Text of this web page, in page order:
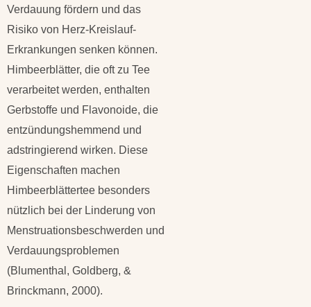
Verdauung fördern und das
Risiko von Herz-Kreislauf-
Erkrankungen senken können.
Himbeerblätter, die oft zu Tee
verarbeitet werden, enthalten
Gerbstoffe und Flavonoide, die
entzündungshemmend und
adstringierend wirken. Diese
Eigenschaften machen
Himbeerblättertee besonders
nützlich bei der Linderung von
Menstruationsbeschwerden und
Verdauungsproblemen
(Blumenthal, Goldberg, &
Brinckmann, 2000).